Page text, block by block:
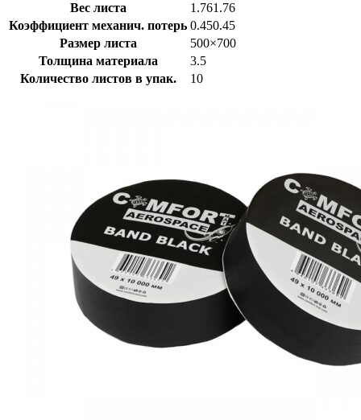
Вес листа
1.761.76
Коэффициент механич. потерь 0.450.45
Размер листа
500×700
Толщина материала
3.5
Количество листов в упак.
10